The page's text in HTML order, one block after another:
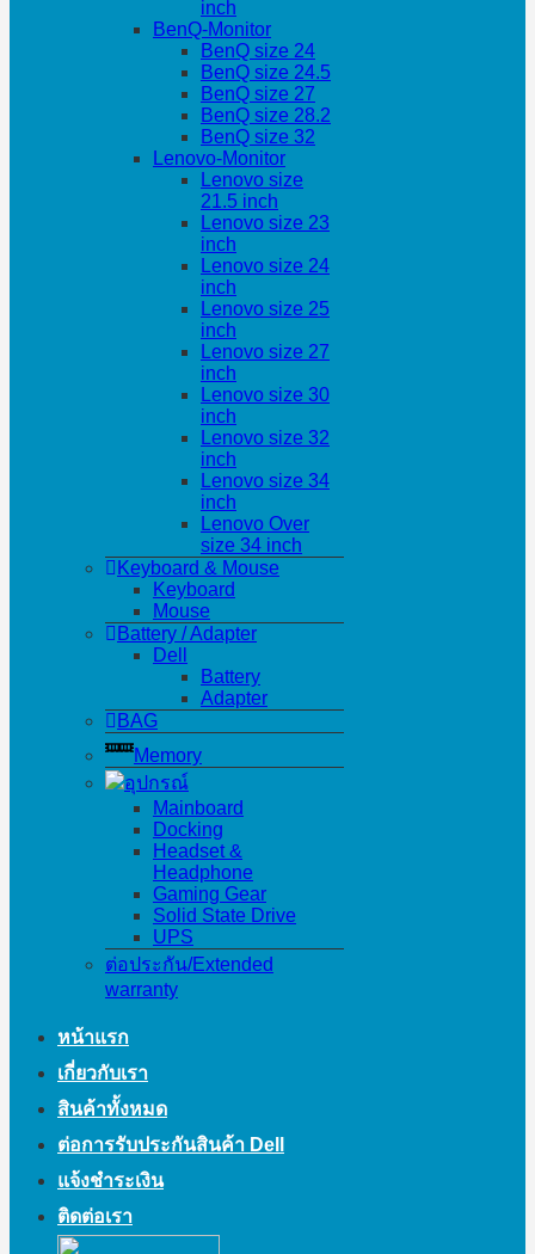
inch
BenQ-Monitor
BenQ size 24
BenQ size 24.5
BenQ size 27
BenQ size 28.2
BenQ size 32
Lenovo-Monitor
Lenovo size
21.5 inch
Lenovo size 23
inch
Lenovo size 24
inch
Lenovo size 25
inch
Lenovo size 27
inch
Lenovo size 30
inch
Lenovo size 32
inch
Lenovo size 34
inch
Lenovo Over
size 34 inch
Keyboard & Mouse
Keyboard
Mouse
Battery / Adapter
Dell
Battery
Adapter
BAG
Memory
อุปกรณ์
Mainboard
Docking
Headset &
Headphone
Gaming Gear
Solid State Drive
UPS
ต่อประกัน/Extended
warranty
หน้าแรก
เกี่ยวกับเรา
สินค้าทั้งหมด
ต่อการรับประกันสินค้า Dell
แจ้งชำระเงิน
ติดต่อเรา